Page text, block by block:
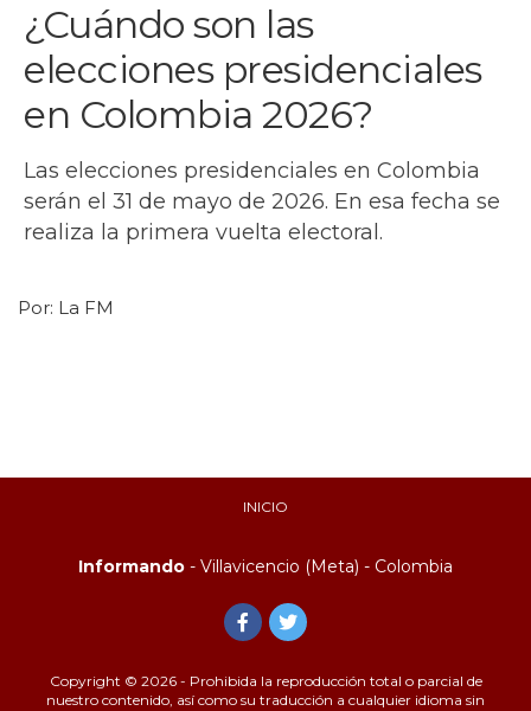
¿Cuándo son las
elecciones presidenciales
en Colombia 2026?
Las elecciones presidenciales en Colombia
serán el 31 de mayo de 2026. En esa fecha se
realiza la primera vuelta electoral.
Por: La FM
INICIO
Informando - Villavicencio (Meta) - Colombia
Copyright © 2026 - Prohibida la reproducción total o parcial de
nuestro contenido, así como su traducción a cualquier idioma sin